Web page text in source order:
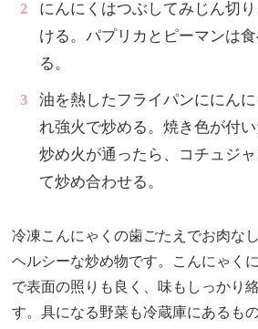
にんにくはつぶしてみじん切
ける。パプリカとピーマンは
る。
油を熱したフライパンににん
れ強火で炒める。焼き色が付
炒め火が通ったら、コチュジ
て炒め合わせる。
冷凍こんにゃくの歯ごたえでお肉な
ヘルシーな炒め物です。こんにゃく
で表面の照りも良く、味もしっかり
す。具になる野菜も冷蔵庫にあるも